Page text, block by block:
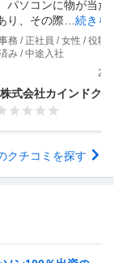
パソコンに物が当た
り、その際
続きを
務 / 正社員 / 女性 / 役職
み / 中途入社
株式会社カインドク
クチコミを探す